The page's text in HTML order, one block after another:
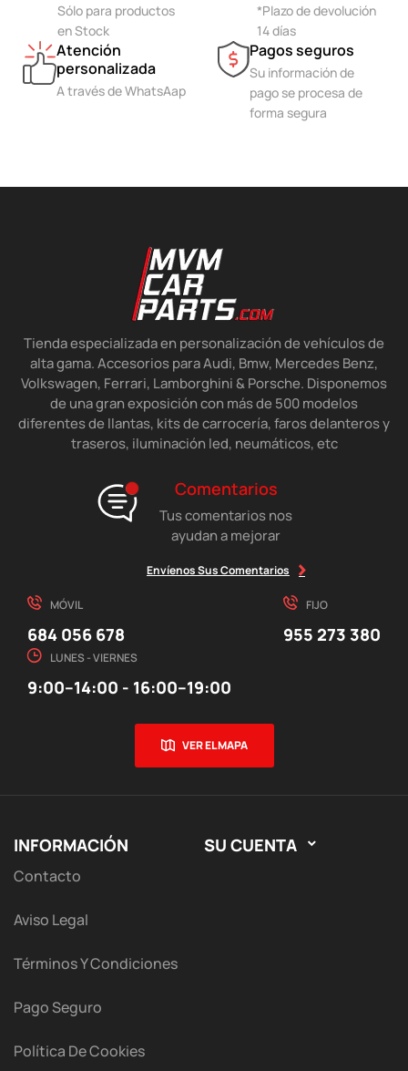
Sólo para productos
en Stock
*Plazo de devolución
14 días
Atención
personalizada
A través de WhatsAap
Pagos seguros
Su información de
pago se procesa de
forma segura
Tienda especializada en personalización de vehículos de
alta gama. Accesorios para Audi, Bmw, Mercedes Benz,
Volkswagen, Ferrari, Lamborghini & Porsche. Disponemos
de una gran exposición con más de 500 modelos
diferentes de llantas, kits de carrocería, faros delanteros y
traseros, iluminación led, neumáticos, etc
Comentarios
Tus comentarios nos
ayudan a mejorar
Envíenos Sus Comentarios
MÓVIL
684 056 678
FIJO
955 273 380
LUNES - VIERNES
9:00–14:00 - 16:00–19:00
VER EL MAPA
INFORMACIÓN
Contacto
Aviso Legal
Términos Y Condiciones
Pago Seguro
Política De Cookies
SU CUENTA 